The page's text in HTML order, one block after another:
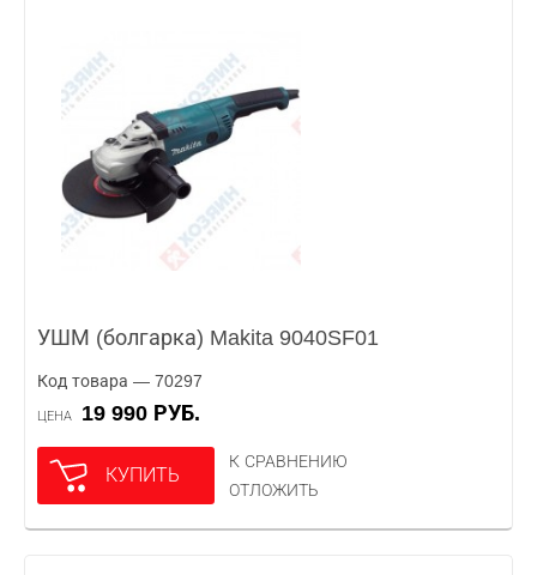
УШМ (болгарка) Makita 9040SF01
Код товара — 70297
ЦЕНА 19 990 РУБ.
КУПИТЬ
К СРАВНЕНИЮ
ОТЛОЖИТЬ